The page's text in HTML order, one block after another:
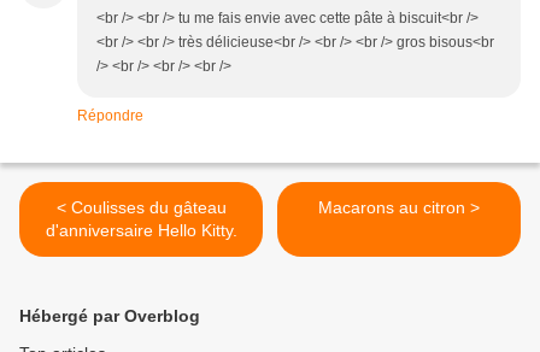
<br /> <br /> tu me fais envie avec cette pâte à biscuit<br />
<br /> <br /> très délicieuse<br /> <br /> <br /> gros bisous<br
/> <br /> <br /> <br />
Répondre
< Coulisses du gâteau
d'anniversaire Hello Kitty.
Macarons au citron >
Hébergé par Overblog